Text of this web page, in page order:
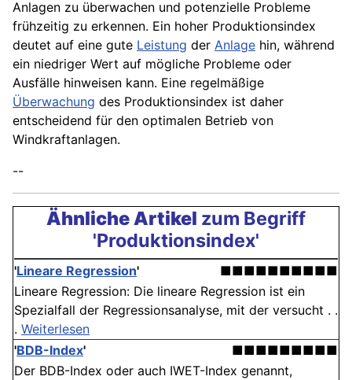
Anlagen zu überwachen und potenzielle Probleme
frühzeitig zu erkennen. Ein hoher Produktionsindex
deutet auf eine gute Leistung der Anlage hin, während
ein niedriger Wert auf mögliche Probleme oder
Ausfälle hinweisen kann. Eine regelmäßige
Überwachung des Produktionsindex ist daher
entscheidend für den optimalen Betrieb von
Windkraftanlagen.
--
Ähnliche Artikel zum Begriff
'Produktionsindex'
'Lineare Regression'
■■■■■■■■■■
Lineare Regression: Die lineare Regression ist ein
Spezialfall der Regressionsanalyse, mit der versucht . .
. Weiterlesen
'BDB-Index'
■■■■■■■■■
Der BDB-Index oder auch IWET-Index genannt,